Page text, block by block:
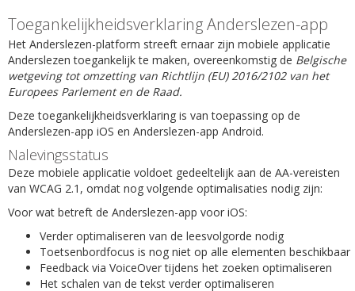
Toegankelijkheidsverklaring Anderslezen-app
Het Anderslezen-platform streeft ernaar zijn mobiele applicatie
Anderslezen toegankelijk te maken, overeenkomstig de Belgische
wetgeving tot omzetting van Richtlijn (EU) 2016/2102 van het
Europees Parlement en de Raad.
Deze toegankelijkheidsverklaring is van toepassing op de
Anderslezen-app iOS en Anderslezen-app Android.
Nalevingsstatus
Deze mobiele applicatie voldoet gedeeltelijk aan de AA-vereisten
van WCAG 2.1, omdat nog volgende optimalisaties nodig zijn:
Voor wat betreft de Anderslezen-app voor iOS:
Verder optimaliseren van de leesvolgorde nodig
Toetsenbordfocus is nog niet op alle elementen beschikbaar
Feedback via VoiceOver tijdens het zoeken optimaliseren
Het schalen van de tekst verder optimaliseren